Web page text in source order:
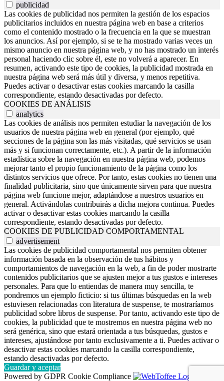
publicidad
Las cookies de publicidad nos permiten la gestión de los espacios
publicitarios incluidos en nuestra página web en base a criterios
como el contenido mostrado o la frecuencia en la que se muestran
los anuncios. Así por ejemplo, si se te ha mostrado varias veces un
mismo anuncio en nuestra página web, y no has mostrado un interés
personal haciendo clic sobre él, este no volverá a aparecer. En
resumen, activando este tipo de cookies, la publicidad mostrada en
nuestra página web será más útil y diversa, y menos repetitiva.
Puedes activar o desactivar estas cookies marcando la casilla
correspondiente, estando desactivadas por defecto.
COOKIES DE ANÁLISIS
analytics
Las cookies de análisis nos permiten estudiar la navegación de los
usuarios de nuestra página web en general (por ejemplo, qué
secciones de la página son las más visitadas, qué servicios se usan
más y si funcionan correctamente, etc.). A partir de la información
estadística sobre la navegación en nuestra página web, podemos
mejorar tanto el propio funcionamiento de la página como los
distintos servicios que ofrece. Por tanto, estas cookies no tienen una
finalidad publicitaria, sino que únicamente sirven para que nuestra
página web funcione mejor, adaptándose a nuestros usuarios en
general. Activándolas contribuirás a dicha mejora continua. Puedes
activar o desactivar estas cookies marcando la casilla
correspondiente, estando desactivadas por defecto.
COOKIES DE PUBLICIDAD COMPORTAMENTAL
advertisement
Las cookies de publicidad comportamental nos permiten obtener
información basada en la observación de tus hábitos y
comportamientos de navegación en la web, a fin de poder mostrarte
contenidos publicitarios que se ajusten mejor a tus gustos e intereses
personales. Para que lo entiendas de manera muy sencilla, te
pondremos un ejemplo ficticio: si tus últimas búsquedas en la web
estuviesen relacionadas con literatura de suspense, te mostraríamos
publicidad sobre libros de suspense. Por tanto, activando este tipo de
cookies, la publicidad que te mostremos en nuestra página web no
será genérica, sino que estará orientada a tus búsquedas, gustos e
intereses, ajustándose por tanto exclusivamente a ti. Puedes activar o
desactivar estas cookies marcando la casilla correspondiente,
estando desactivadas por defecto.
Guardar y aceptar
Powered by GDPR Cookie Compliance